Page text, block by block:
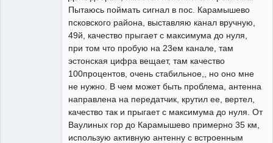
Пытаюсь поймать сигнал в пос. Карамышево
псковского района, выставляю канал вручную,
49й, качество прыгает с максимума до нуля,
при том что пробую на 23ем канале, там
эстонская цифра вещает, там качество
100процентов, очень стабильное,, но оно мне
не нужно. В чем может быть проблема, антенна
направлена на передатчик, крутил ее, вертел,
качество так и прыгает с максимума до нуля. От
Ваулиных гор до Карамышево примерно 35 км,
использую активную антенну с встроенным